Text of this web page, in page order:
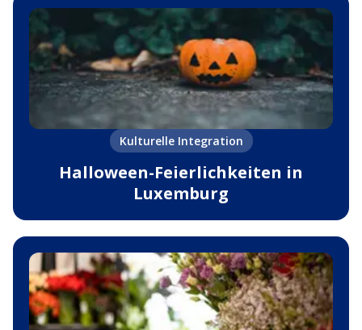
Kulturelle Integration
Halloween-Feierlichkeiten in
Luxemburg